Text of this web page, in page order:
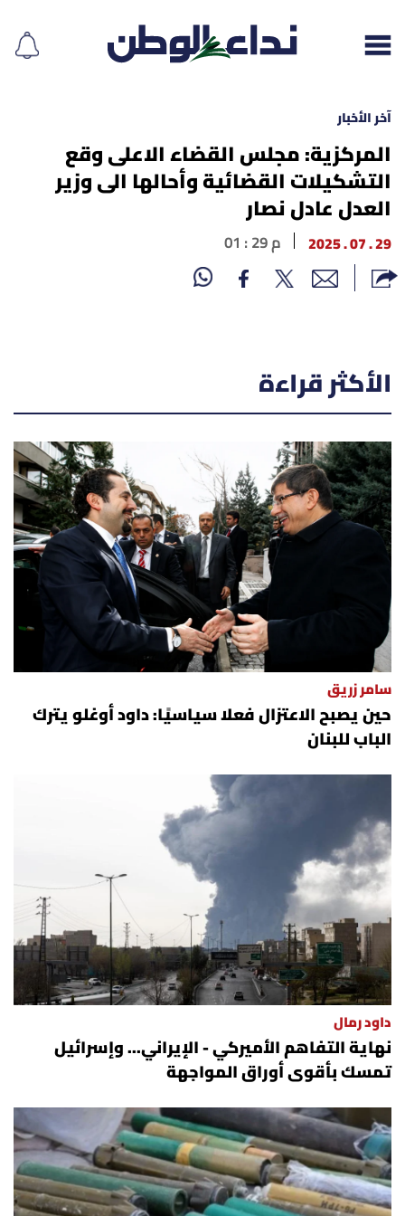
إقرأ الجريدة
لبنان
الغلاف
محليات
أسرار
متفرقات
نداء القرّاء
تحت المجهر
آراء
اقتصاد
العالم
الصحافة الإسرائيلية
ثقافة وفنون
فصل من كتاب
اقرأ تضحك
كاميرا
سجالات
صحّة وصحن
آخر الأخبار
المركزية: مجلس القضاء الاعلى وقع
التشكيلات القضائية وأحالها الى وزير
العدل عادل نصار
29 . 07 . 2025 01 : 29 م
الأكثر قراءة
سامر زريق
حين يصبح الاعتزال فعلا سياسيًا: داود أوغلو يترك
الباب للبنان
داود رمال
نهاية التفاهم الأميركي - الإيراني... وإسرائيل
تمسك بأقوى أوراق المواجهة